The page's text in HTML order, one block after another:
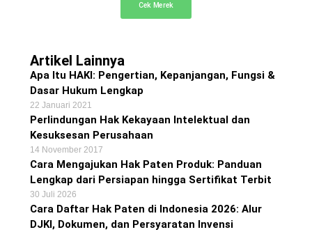
Cek Merek
Artikel Lainnya
Apa Itu HAKI: Pengertian, Kepanjangan, Fungsi &
Dasar Hukum Lengkap
22 Januari 2021
Perlindungan Hak Kekayaan Intelektual dan
Kesuksesan Perusahaan
14 November 2017
Cara Mengajukan Hak Paten Produk: Panduan
Lengkap dari Persiapan hingga Sertifikat Terbit
30 Juli 2026
Cara Daftar Hak Paten di Indonesia 2026: Alur
DJKI, Dokumen, dan Persyaratan Invensi